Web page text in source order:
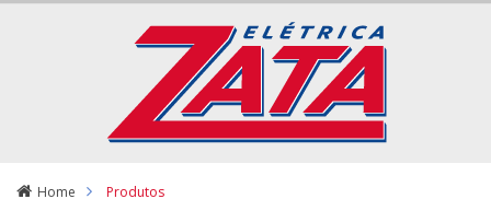
Home Produtos